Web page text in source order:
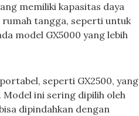
memiliki kapasitas daya
tangga, seperti untuk
model GX5000 yang lebih
seperti GX2500, yang
ini sering dipilih oleh
dipindahkan dengan